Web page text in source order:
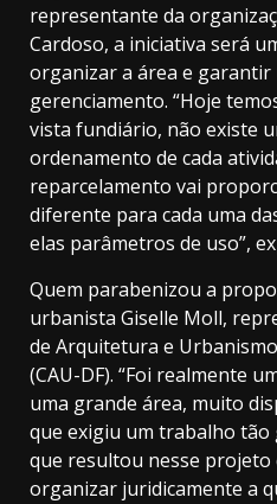
representante da
Cardoso, a iniciativa será
organizar a área e
gerenciamento. “Hoje
vista fundiário, não existe
ordenamento de cada
reparcelamento vai
diferente para cada uma
elas parâmetros de uso”,
Quem parabenizou a
urbanista Giselle Moll,
de Arquitetura e
(CAU-DF). “Foi realmente
uma grande área, muito
que exigiu um trabalho tão
que resultou nesse projeto
organizar juridicamente a